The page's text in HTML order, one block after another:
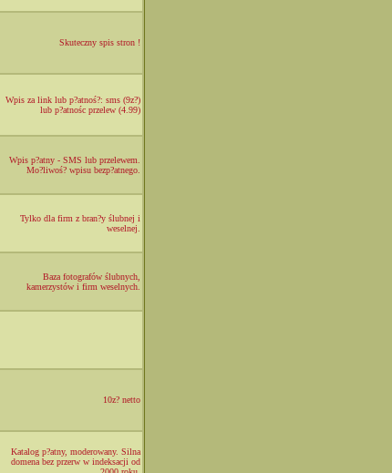
Skuteczny spis stron !
Wpis za link lub p?atnoś?: sms (9z?)
lub p?atnośc przelew (4.99)
Wpis p?atny - SMS lub przelewem.
Mo?liwoś? wpisu bezp?atnego.
Tylko dla firm z bran?y ślubnej i
weselnej.
Baza fotografów ślubnych,
kamerzystów i firm weselnych.
10z? netto
Katalog p?atny, moderowany. Silna
domena bez przerw w indeksacji od